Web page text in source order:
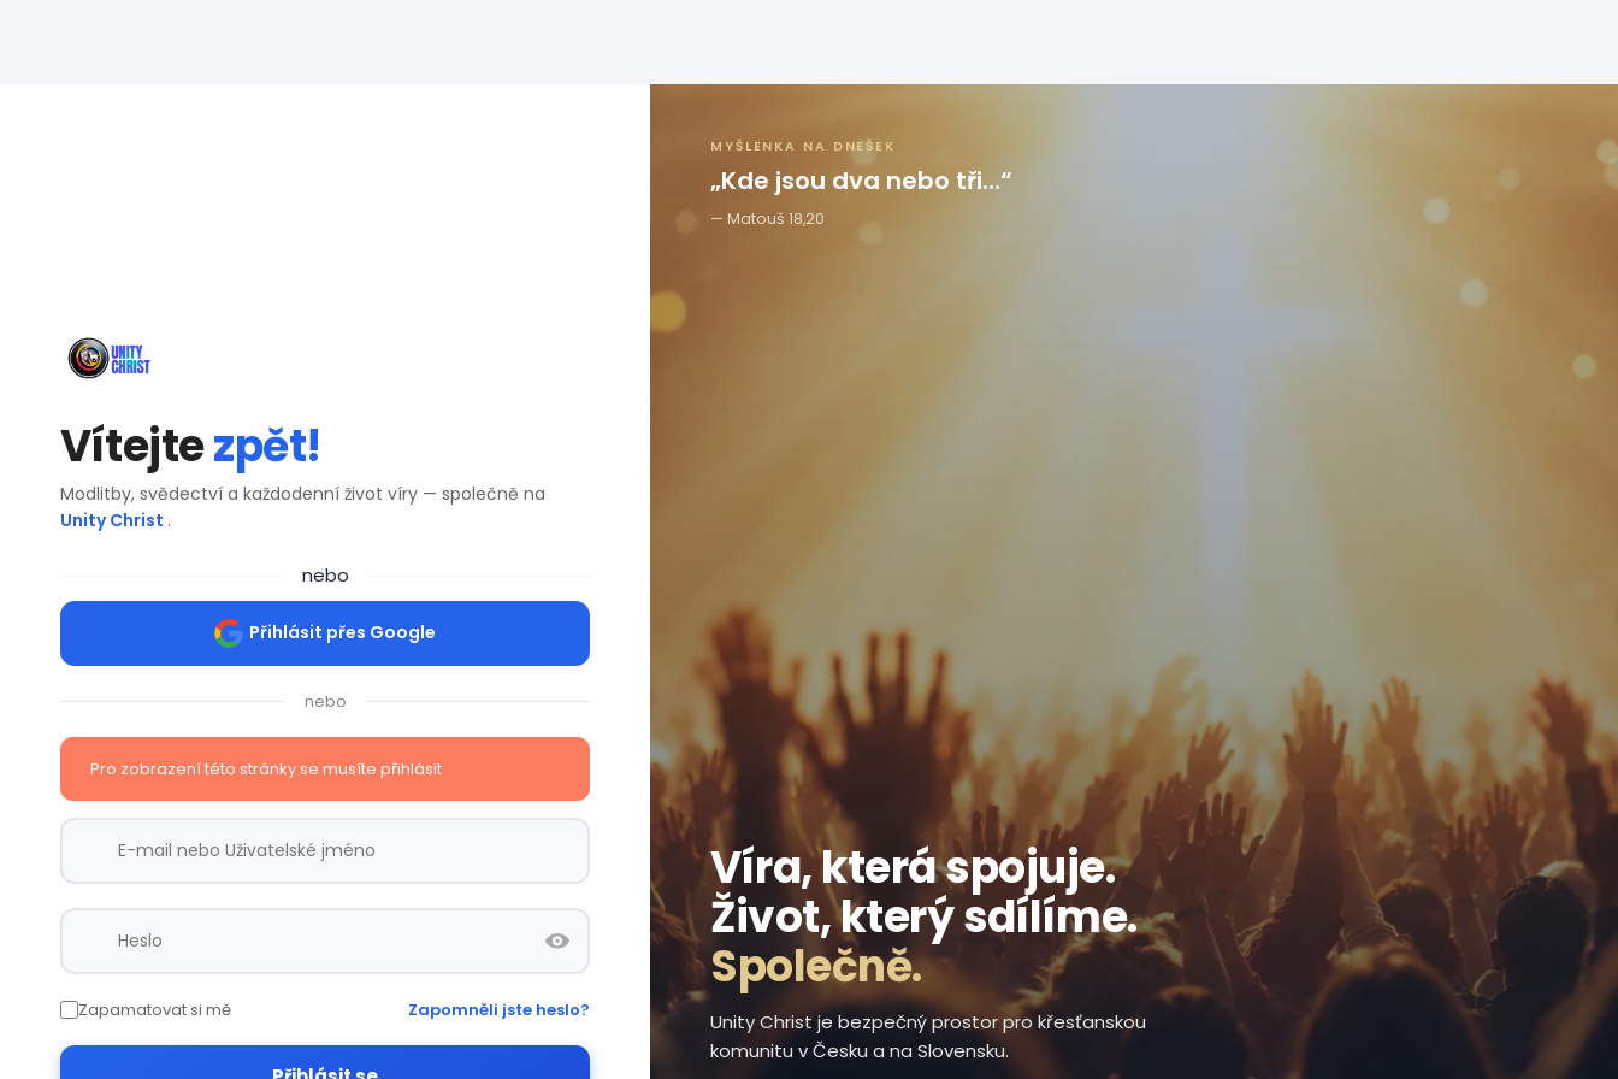
Vítejtezpět!
Modlitby, svědectví a každodenní život víry — společně na
Unity Christ .
nebo
Přihlásit přes Google
nebo
Pro zobrazení této stránky se musíte přihlásit
Zapamatovat si mě Zapomněli jste heslo?
Víra, která spojuje.
Život, který sdílíme.
Společně.
Unity Christ je bezpečný prostor pro křesťanskou
komunitu v Česku a na Slovensku.
MYŠLENKA NA DNEŠEK
„Kde jsou dva nebo tři…“
Matouš 18,20